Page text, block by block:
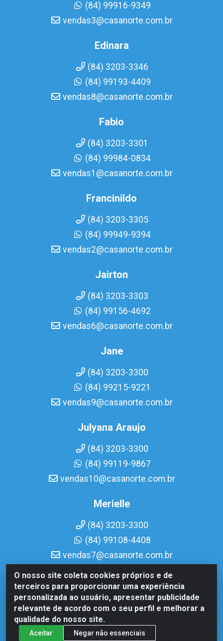
O nosso site coleta cookies próprios e de
terceiros para proporcionar uma experiência
personalizada ao usuário, apresentar publicidade
relevante de acordo com o seu perfil e melhorar a
qualidade do nosso site.
Aceitar Negar não essenciais
(84) 99916-9349
vendas3@casanorte.com.br
Edinara
(84) 3203-3346
(84) 99193-4409
vendas8@casanorte.com.br
Fabio
(84) 3203-3301
(84) 99984-0834
vendas1@casanorte.com.br
Francinildo
(84) 3203-3305
(84) 99949-9394
vendas2@casanorte.com.br
Jairton
(84) 3203-3303
(84) 99156-4692
vendas6@casanorte.com.br
Jane
(84) 3203-3300
(84) 99215-9221
vendas9@casanorte.com.br
Julyana Araujo
(84) 3203-3300
(84) 99119-9867
vendas10@casanorte.com.br
Merielle
(84) 3203-3300
(84) 99108-4408
vendas7@casanorte.com.br
Casa Norte LTDA - Av. Interventor Mário Câmara, 1815 - Dix-
Sept Rosado, Natal/RN - CEP 59054-600 - CNPJ
08.713.513/0001-51